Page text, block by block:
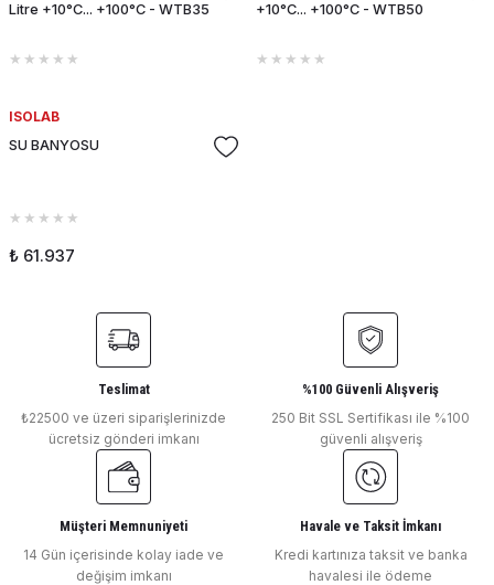
Litre +10°C... +100°C - WTB35
+10°C... +100°C - WTB50
ISOLAB
SU BANYOSU
₺ 61.937
Teslimat
₺22500 ve üzeri siparişlerinizde
ücretsiz gönderi imkanı
%100 Güvenli Alışveriş
250 Bit SSL Sertifikası ile %100
güvenli alışveriş
Müşteri Memnuniyeti
14 Gün içerisinde kolay iade ve
değişim imkanı
Havale ve Taksit İmkanı
Kredi kartınıza taksit ve banka
havalesi ile ödeme